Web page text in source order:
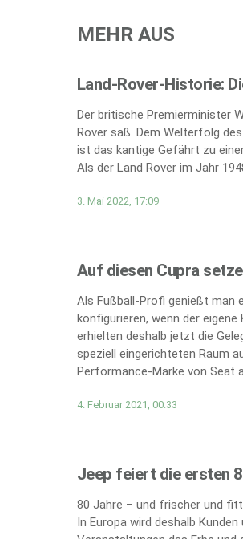
MEHR AUS
Land-Rover-Historie:
Der britische Premierminister
Rover saß. Dem Welterfolg
ist das kantige Gefährt zu
Als der Land Rover im Jahr
3. Mai 2022, 17:09
Auf diesen Cupra
Als Fußball-Profi genießt man
konfigurieren, wenn der
erhielten deshalb jetzt die
speziell eingerichteten Raum
Performance-Marke von Seat
4. Februar 2021, 00:33
Jeep feiert die ersten
80 Jahre – und frischer und
In Europa wird deshalb